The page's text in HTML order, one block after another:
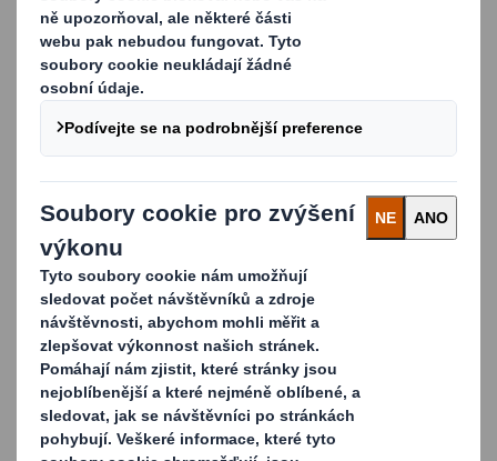
Nabízíme odolné vlnité přepravní obaly pro malé i velké
objemy, vhodné jak pro automatizované balicí linky, tak
pro ruční balení. Všechna naše řešení optimalizují
přepravní prostor a maximalizují pevnost při použití
minimálního množství materiálu. Dodáváme obaly
potištěné i nepotištěné.
Klíčové výhody našich odolných přepravních
obalů
Flexibilita díky široké škále typů lepenek a vlnitých
materiálů
Obaly efektivní jak pro automatické balicí linky, tak
pro ruční balení
Zvýšení rozpoznatelnosti produktu a podpory
prodeje díky kvalitnímu potisku
Spolehlivé výseky, perforace a úchyty pro snadnou